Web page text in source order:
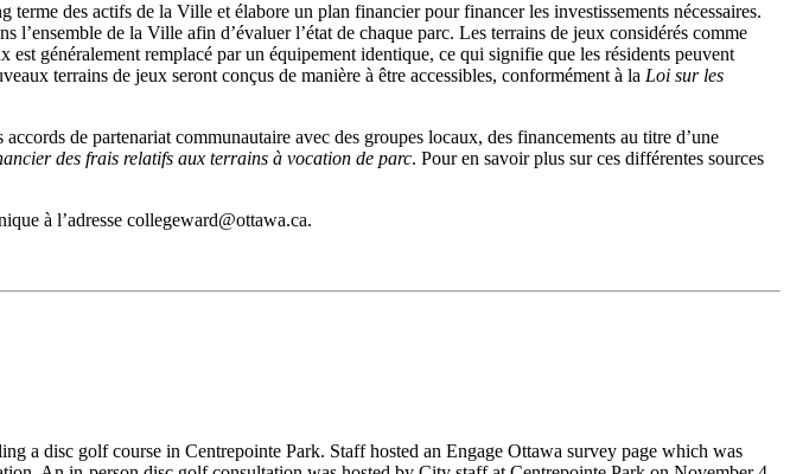
des actifs de la Ville et élabore un plan financier pour financer les investissements nécessaires.
de la Ville afin d’évaluer l’état de chaque parc. Les terrains de jeux considérés comme
généralement remplacé par un équipement identique, ce qui signifie que les résidents peuvent
terrains de jeux seront conçus de manière à être accessibles, conformément à la Loi sur les
de partenariat communautaire avec des groupes locaux, des financements au titre d’une
des frais relatifs aux terrains à vocation de parc. Pour en savoir plus sur ces différentes sources
à l’adresse collegeward@ottawa.ca.
a disc golf course in Centrepointe Park. Staff hosted an Engage Ottawa survey page which was